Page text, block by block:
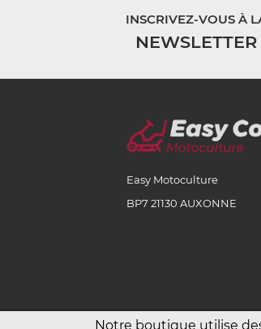
Notre boutique utilise
INSCRIVEZ-VOUS À
NEWSLETTER
Easy Motoculture
BP7 21130 AUXONNE